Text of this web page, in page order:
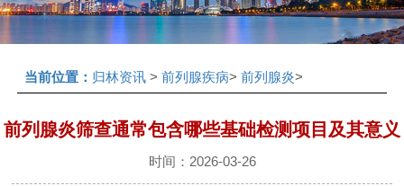
当前位置： 归林资讯> 前列腺疾病> 前列腺炎>
前列腺炎筛查通常包含哪些基础检测项目及其意义
时间：2026-03-26